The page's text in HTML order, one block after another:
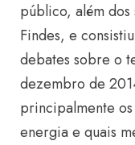
público, além
Findes, e
debates sobre o
dezembro de
principalmente
energia e quais